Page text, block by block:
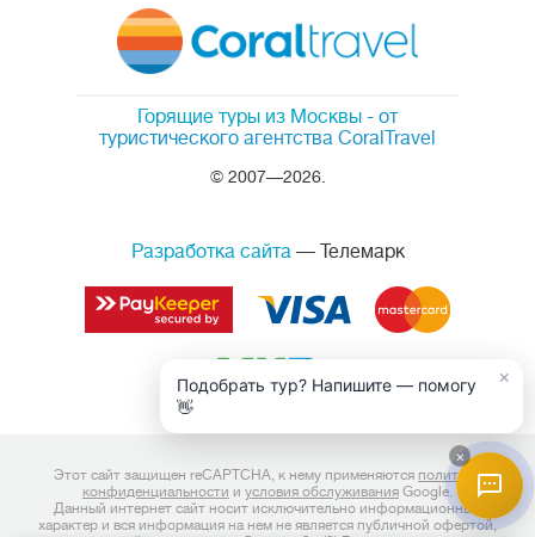
Горящие туры из Москвы - от
туристического агентства CoralTravel
© 2007—2026.
Разработка сайта — Телемарк
Этот сайт защищен reCAPTCHA, к нему применяются политика
конфиденциальности и условия обслуживания Google.
Данный интернет сайт носит исключительно информационный
характер и вся информация на нем не является публичной офертой,
×
Подобрать тур? Напишите — помогу
👋
×